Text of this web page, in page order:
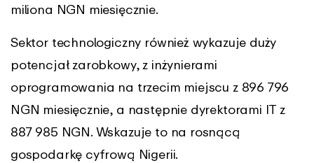
miliona NGN miesięcznie.
Sektor technologiczny również wykazuje duży
potencjał zarobkowy, z inżynierami
oprogramowania na trzecim miejscu z 896 796
NGN miesięcznie, a następnie dyrektorami IT z
887 985 NGN. Wskazuje to na rosnącą
gospodarkę cyfrową Nigerii.